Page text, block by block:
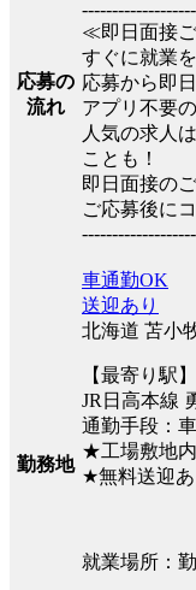
応募の
流れ
≪即日面接
すぐに就業
応募から即
アプリ不要
人気の求人
ことも！
即日面接の
ご応募後に
勤務地
車通勤OK
送迎あり
北海道 苫小
【最寄り駅】
JR日高本線
通勤手段：車
★工場敷地
★無料送迎
就業場所：